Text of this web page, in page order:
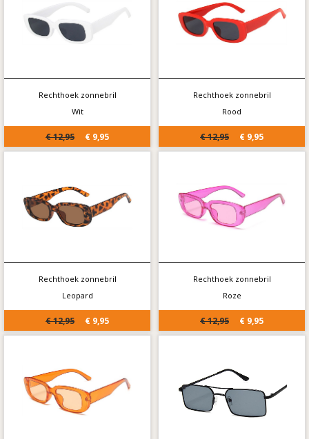
Rechthoek zonnebril
Wit
€ 12,95 € 9,95
Rechthoek zonnebril
Rood
€ 12,95 € 9,95
Rechthoek zonnebril
Leopard
€ 12,95 € 9,95
Rechthoek zonnebril
Roze
€ 12,95 € 9,95